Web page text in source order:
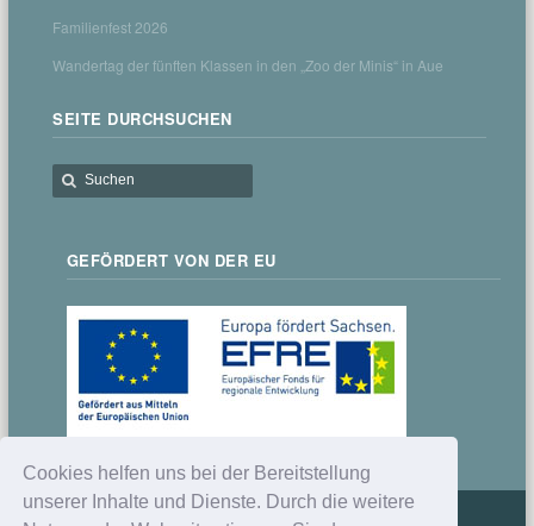
Cookies helfen uns bei der Bereitstellung
unserer Inhalte und Dienste. Durch die weitere
Familienfest 2026
Wandertag der fünften Klassen in den „Zoo der Minis“ in Aue
SEITE DURCHSUCHEN
GEFÖRDERT VON DER EU